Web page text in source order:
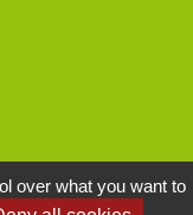
over what you want to